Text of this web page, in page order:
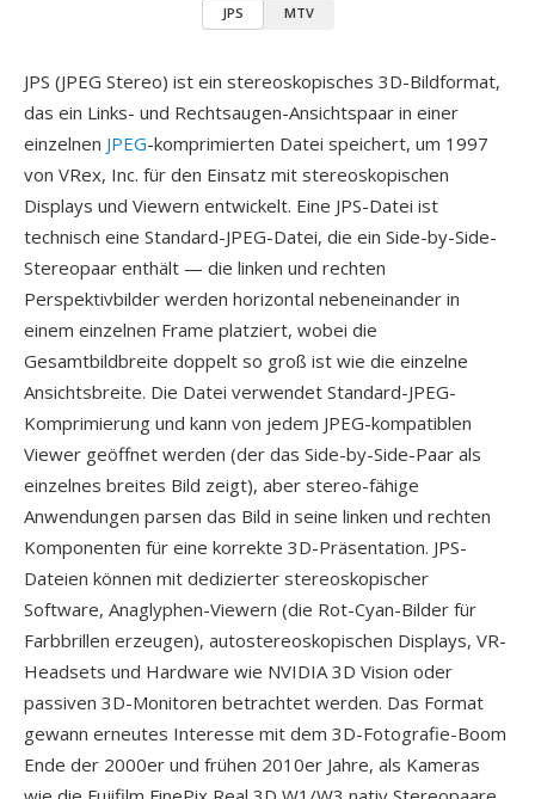
JPS MTV
JPS (JPEG Stereo) ist ein stereoskopisches 3D-Bildformat,
das ein Links- und Rechtsaugen-Ansichtspaar in einer
einzelnen JPEG-komprimierten Datei speichert, um 1997
von VRex, Inc. für den Einsatz mit stereoskopischen
Displays und Viewern entwickelt. Eine JPS-Datei ist
technisch eine Standard-JPEG-Datei, die ein Side-by-Side-
Stereopaar enthält — die linken und rechten
Perspektivbilder werden horizontal nebeneinander in
einem einzelnen Frame platziert, wobei die
Gesamtbildbreite doppelt so groß ist wie die einzelne
Ansichtsbreite. Die Datei verwendet Standard-JPEG-
Komprimierung und kann von jedem JPEG-kompatiblen
Viewer geöffnet werden (der das Side-by-Side-Paar als
einzelnes breites Bild zeigt), aber stereo-fähige
Anwendungen parsen das Bild in seine linken und rechten
Komponenten für eine korrekte 3D-Präsentation. JPS-
Dateien können mit dedizierter stereoskopischer
Software, Anaglyphen-Viewern (die Rot-Cyan-Bilder für
Farbbrillen erzeugen), autostereoskopischen Displays, VR-
Headsets und Hardware wie NVIDIA 3D Vision oder
passiven 3D-Monitoren betrachtet werden. Das Format
gewann erneutes Interesse mit dem 3D-Fotografie-Boom
Ende der 2000er und frühen 2010er Jahre, als Kameras